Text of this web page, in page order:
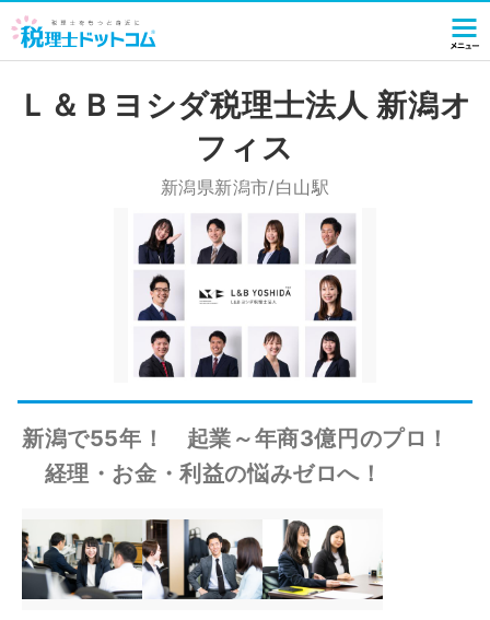
Ｌ＆Ｂヨシダ税理士法人 新潟オ
フィス
新潟県新潟市/白山駅
新潟で55年！ 起業～年商3億円のプロ！
経理・お金・利益の悩みゼロへ！